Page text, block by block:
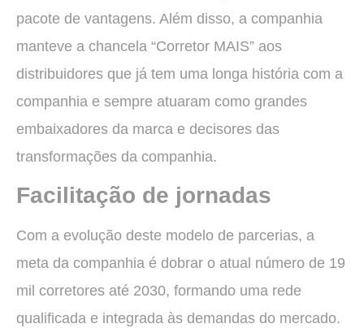
pacote de vantagens. Além disso, a companhia
manteve a chancela “Corretor MAIS” aos
distribuidores que já tem uma longa história com a
companhia e sempre atuaram como grandes
embaixadores da marca e decisores das
transformações da companhia.
Facilitação de jornadas
Com a evolução deste modelo de parcerias, a
meta da companhia é dobrar o atual número de 19
mil corretores até 2030, formando uma rede
qualificada e integrada às demandas do mercado.